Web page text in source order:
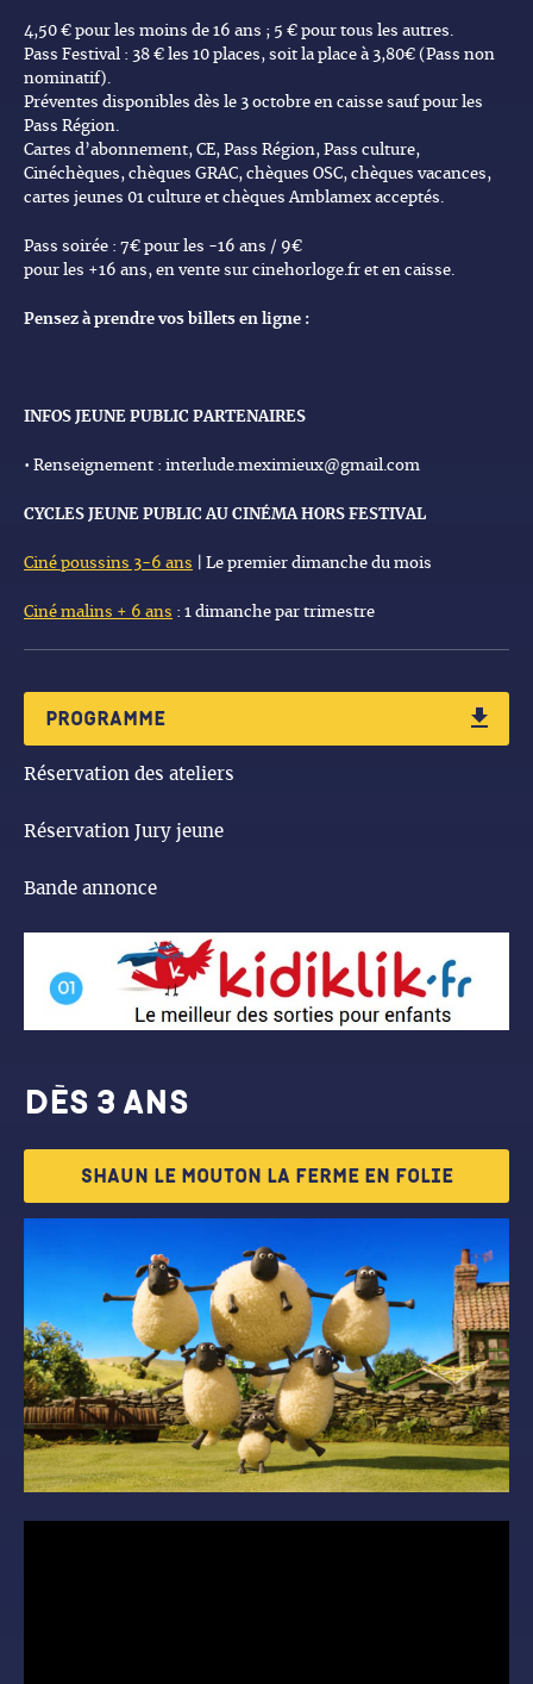
Programme
Réservation des ateliers
Réservation Jury jeune
Bande annonce
Dès 3 ans
Shaun le mouton la ferme en folie
4,50 € pour les moins de 16 ans ; 5 € pour tous les autres.
Pass Festival : 38 € les 10 places, soit la place à 3,80€ (Pass non
nominatif).
Préventes disponibles dès le 3 octobre en caisse sauf pour les
Pass Région.
Cartes d’abonnement, CE, Pass Région, Pass culture,
Cinéchèques, chèques GRAC, chèques OSC, chèques vacances,
cartes jeunes 01 culture et chèques Amblamex acceptés.
Pass soirée : 7€ pour les -16 ans / 9€
pour les +16 ans, en vente sur cinehorloge.fr et en caisse.
Pensez à prendre vos billets en ligne :
INFOS JEUNE PUBLIC PARTENAIRES
• Renseignement : interlude.meximieux@gmail.com
CYCLES JEUNE PUBLIC AU CINÉMA HORS FESTIVAL
Ciné poussins 3-6 ans | Le premier dimanche du mois
Ciné malins + 6 ans : 1 dimanche par trimestre